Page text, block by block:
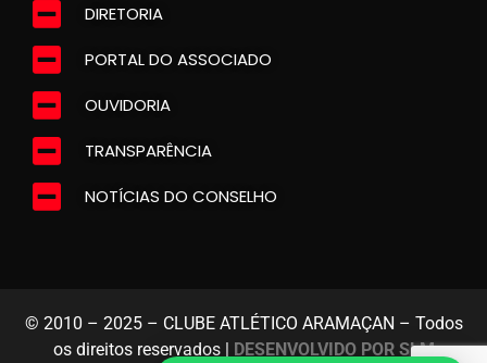
DIRETORIA
PORTAL DO ASSOCIADO
OUVIDORIA
TRANSPARÊNCIA
NOTÍCIAS DO CONSELHO
© 2010 – 2025 – CLUBE ATLÉTICO ARAMAÇAN – Todos
os direitos reservados | DESENVOLVIDO POR SLM